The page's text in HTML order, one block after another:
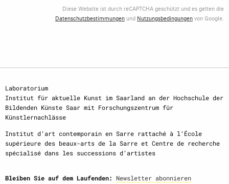
Diese Website ist durch reCAPTCHA geschützt und es gelten die
Datenschutzbestimmungen und Nutzungsbedingungenvon Google.
Laboratorium
Institut für aktuelle Kunst im Saarland an der Hochschule der
Bildenden Künste Saar mit Forschungszentrum für
Künstlernachlässe
Institut d‘art contemporain en Sarre rattaché à l‘École
supérieure des beaux-arts de la Sarre et Centre de recherche
spécialisé dans les successions d‘artistes
Bleiben Sie auf dem Laufenden: Newsletter abonnieren